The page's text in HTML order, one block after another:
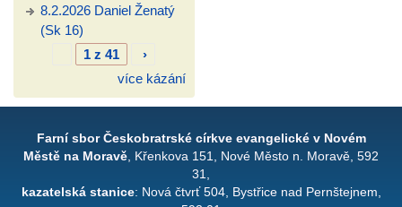
8.2.2026 Daniel Ženatý
(Sk 16)
1 z 41
›
více kázání
Farní sbor Českobratrské církve evangelické v Novém
Městě na Moravě , Křenkova 151, Nové Město n. Moravě, 592
31,
kazatelská stanice: Nová čtvrť 504, Bystřice nad Pernštejnem,